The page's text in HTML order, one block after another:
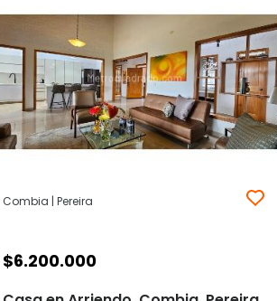
Combia | Pereira
$6.200.000